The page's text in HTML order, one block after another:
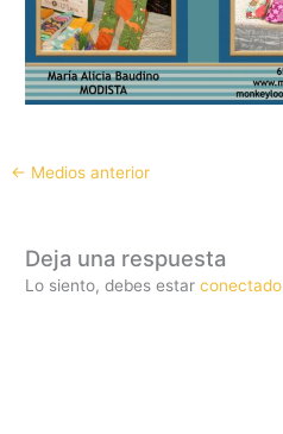
← Medios anterior
Deja una respuesta
Lo siento, debes estarconectado